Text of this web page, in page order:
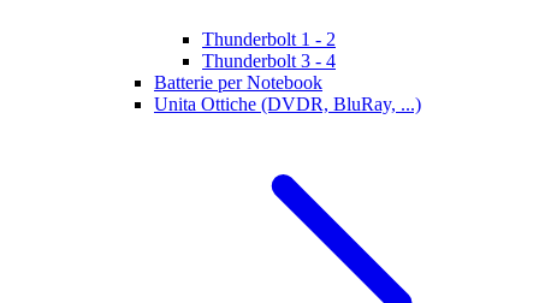
Thunderbolt 1 - 2
Thunderbolt 3 - 4
Batterie per Notebook
Unita Ottiche (DVDR, BluRay, ...)